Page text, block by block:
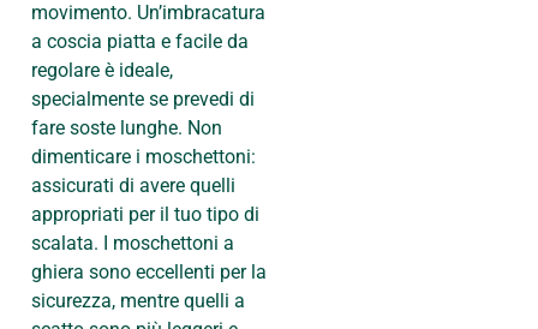
movimento. Un’imbracatura
a coscia piatta e facile da
regolare è ideale,
specialmente se prevedi di
fare soste lunghe. Non
dimenticare i moschettoni:
assicurati di avere quelli
appropriati per il tuo tipo di
scalata. I moschettoni a
ghiera sono eccellenti per la
sicurezza, mentre quelli a